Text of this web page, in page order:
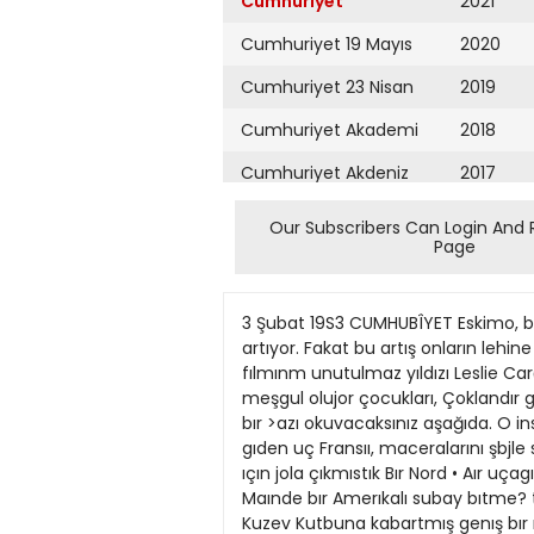
Cumhuriyet 19 Mayıs
Cumhuriyet 23 Nisan
Cumhuriyet Akademi
Cumhuriyet Akdeniz
Cumhuriyet Alışveriş
Cumhuriyet Ankara
Cumhuriyet Büyük
Taaruz
Cumhuriyet
Cumartesi
Cumhuriyet Çevre
2020
2019
2018
2017
2016
2015
2013
2012
2011
2010
2009
Our Subscribers Can Login And
Page
3 Şubat 19S3 CUMHUBÎYET Eskimo, beyaz insanların medeniyetine alışamıyor Gerçi Eskimolann beyazlarla münasebeti »ünden güne artıyor. Fakat bu artış onların lehine olmuyor. Zira, Batıhlaşan Eskimo, tam anlamiyle yenilgeye, bozguna uğrayıp soysuzlaş maktadır. Giji fılmınm unutulmaz yıldızı Leslie Caroıı, artık lyaraındz, ele a\uca sığmaz genç kız > rolunu bıraktı. Şımdı c\ınde bahçesi ve gulleri ıle meşgul olujor çocukları, Çoklandır gormedığımız hojrat bır kış ortasında, kıştaıı başka sf>ın >uzunu jormnen insanların ustüne >azılmı>> bır >azı okuvacaksınız aşağıda. O insanların çektiklerının >anında bizim kıs dufun ba\ram dı>e avutabilırız kendı mızi. Eskimo ları gormeje gıden uç Fransıı, maceralarını şbjle snlatıyorlar: E^kımolan gormek, fok avlamaK, çocukluğumuzun romanlarındakı Eu\uk Kuzejı tanımak ıçın jola çıkmıstık Bır Nord • Aır uçagı ıle 63 uncu enlem derecesıne kadar çıktık Çocukken okuduğumuz Kuzej ne kadar değısmıs Fox Maınde bır Amerıkalı subay bıtme? tukenmez bır sorguya çektı blzı Herhalde casus sanmıştı O ruya Kuzey ın bu bolgesı şımdı, kulaklarını Kuzev Kutbuna kabartmış genış bır radarlar agı Yakanıızı kuıtarırca u ı a o larak, 5 kılometre uzaktakı ılk Eskimo kampının jolunu tuttuk A>ıı' Ayıı' Kabluna 1 Bızı ılk goren Eskimo çocuğu dehşet ıçinde ha>kırıvordu Bır duzıne ılkel çadırdan bodur erkekler, bucur çocuklar fırladılar Kadınlar onlardan daha \ ahsı, çadır aralıklarından baslarını uzattılar yalnız Irı, kocaman kopekler ustumuze juruyorlar Dostça bır karşılanış değıl tabıı. Alay edı>orlar bızımle Ne\se, bır çadıra çava çağırdılar Şımdıye kadar çay meraklısı Ingılızlerdı, artık bır Eskimo ıçkısı olmuş çay. Daha sabah karanlığında ona sarılıyorlar Eğer bu, çadırlarının havası kadar buruk şeye çay denebılırse Gırdığımız çadırın ıçl tencereler, gazocakları, balına vagı lambaları, Eskimo bıçakları fok derısınden elbıselerle dolu Orta yerde yenı vurulmuş bır fok, etrafa pıs pıs kokular saçıyor Kadınların bırı gırıp bırı çıkıyor, foktan bırer parça kesıp gıdıyorlar Yemek orta malı burada Çocuklar desen oyle Bunu kopekler de anla mışlar da aç kaldılar mı ellerıne ne geçırırlerse, eldıven, pa puç, ortu hepsını atıştırıyorlar Olmaz^a kuçuk çoeuklara saldırıvor onları jıyorlar Gecenin 9, gündüzün 3 ay sürdüğü buzlar bölgesinde yaşıyanların dramı Gigi kendisini buldu Maurice Chevalier ile çevirdiği «Gigi» filmi, Leslie Caron'u şöhrete ulaştırmış ve filimdeki esprili, afacan1 kız tipini normal hayatında da benimseyip bırakamaması, onun «Gigi» ismiyle anılmasına yol açmıştı. Fakat, Gigi, artık kendisini buldu. Şimdi, Londra